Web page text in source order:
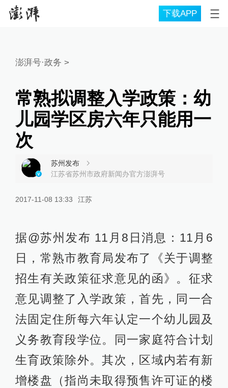
下载APP
澎湃号·政务 >
常熟拟调整入学政策：幼
儿园学区房六年只能用一
次
苏州发布
江苏省苏州市政府新闻办官方澎湃号
2017-11-08 13:33 江苏
据@苏州发布 11月8日消息：11月6
日，常熟市教育局发布了《关于调整
招生有关政策征求意见的函》。征求
意见调整了入学政策，首先，同一合
法固定住所每六年认定一个幼儿园及
义务教育段学位。同一家庭符合计划
生育政策除外。其次，区域内若有新
增楼盘（指尚未取得预售许可证的楼